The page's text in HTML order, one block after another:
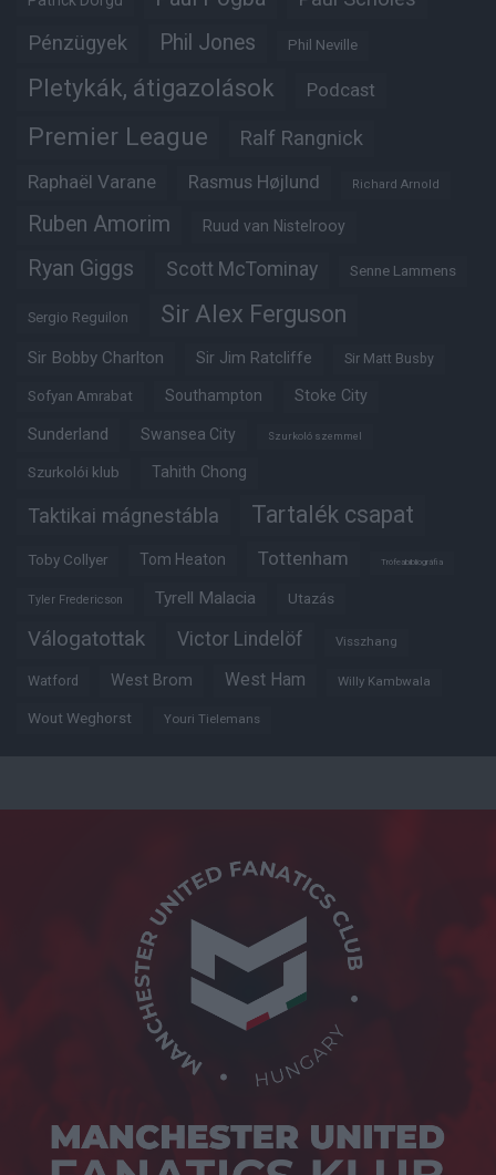
Pénzügyek Phil Jones Phil Neville
Pletykák, átigazolások Podcast
Premier League Ralf Rangnick
Raphaël Varane Rasmus Højlund Richard Arnold
Ruben Amorim Ruud van Nistelrooy
Ryan Giggs Scott McTominay Senne Lammens
Sergio Reguilon Sir Alex Ferguson
Sir Bobby Charlton Sir Jim Ratcliffe Sir Matt Busby
Sofyan Amrabat Southampton Stoke City
Sunderland Swansea City Szurkoló szemmel
Szurkolói klub Tahith Chong
Taktikai mágnestábla Tartalék csapat
Toby Collyer Tom Heaton Tottenham Trófeabibliográfia
Tyler Fredericson Tyrell Malacia Utazás
Válogatottak Victor Lindelöf Visszhang
Watford West Brom West Ham Willy Kambwala
Wout Weghorst Youri Tielemans